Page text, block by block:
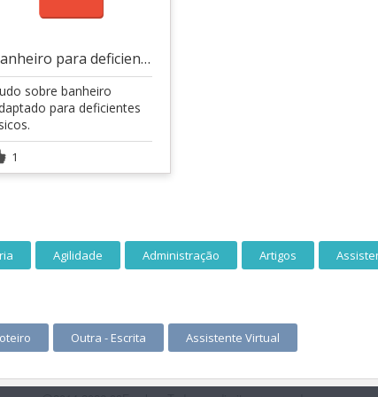
Banheiro para deficientes
sobre banheiro
para deficientes
1
Agilidade Administração Artigos
Outra - Escrita Assistente Virtual